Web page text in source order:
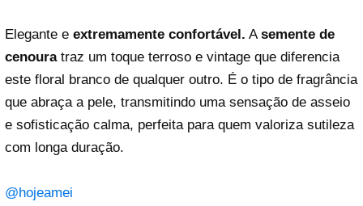
Elegante e extremamente confortável. Asemente de
cenouratraz um toque terroso e vintage que diferencia
este floral branco de qualquer outro. É o tipo de fragrância
que abraça a pele, transmitindo uma sensação de asseio
e sofisticação calma, perfeita para quem valoriza sutileza
com longa duração.
@hojeamei